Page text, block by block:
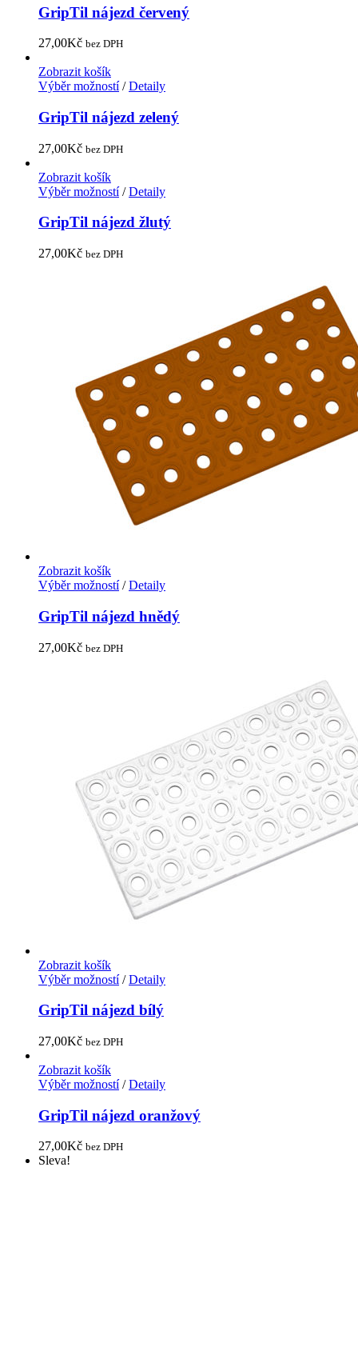
GripTil nájezd červený
27,00Kč bez DPH
Zobrazit košík
Výběr možností/ Detaily
GripTil nájezd zelený
27,00Kč bez DPH
Zobrazit košík
Výběr možností/ Detaily
GripTil nájezd žlutý
27,00Kč bez DPH
Zobrazit košík
Výběr možností/ Detaily
GripTil nájezd hnědý
27,00Kč bez DPH
Zobrazit košík
Výběr možností/ Detaily
GripTil nájezd bílý
27,00Kč bez DPH
Zobrazit košík
Výběr možností/ Detaily
GripTil nájezd oranžový
27,00Kč bez DPH
Sleva!